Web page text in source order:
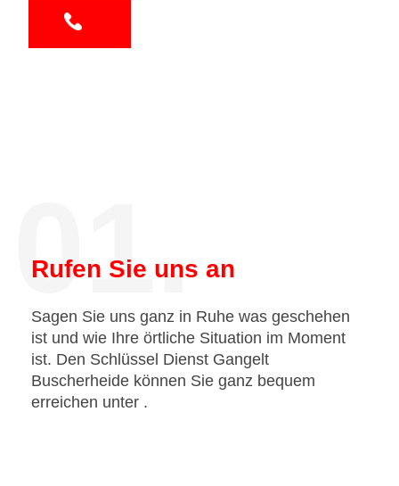
01.
Rufen Sie uns an
Sagen Sie uns ganz in Ruhe was geschehen
ist und wie Ihre örtliche Situation im Moment
ist. Den Schlüssel Dienst Gangelt
Buscherheide können Sie ganz bequem
erreichen unter .